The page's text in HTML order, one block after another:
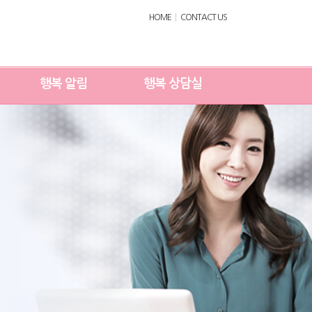
HOME CONTACT US
행복 알림 행복 상담실